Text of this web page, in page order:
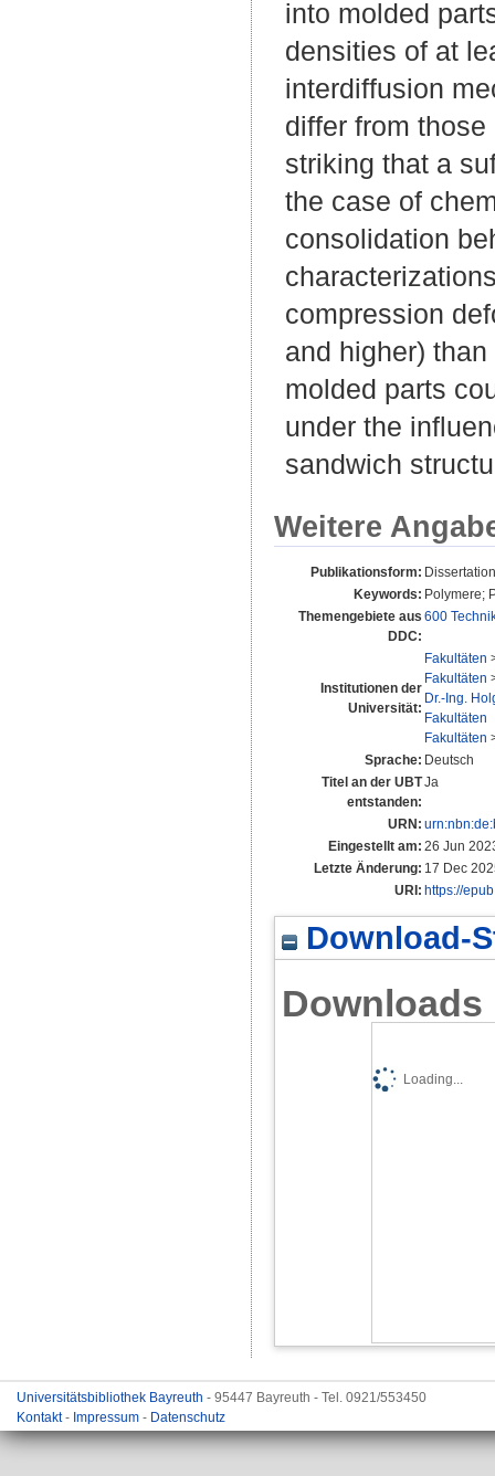
into molded
densities of at
interdiffusion
differ from
striking that a
the case of
consolidation
compression
and higher)
molded parts
under the
sandwich
Weitere
Publikationsform:
Keywords: Polymere;
Themengebiete aus
DDC:
600
Institutionen der
Universität:
Fakultäten
Fakultäten
Dr.-Ing.
Fakultäten
Fakultäten
Sprache: Deutsch
Titel an der UBT
entstanden:
Ja
URN:
Eingestellt am: 26 Jun
Letzte Änderung: 17 Dec
URI: https://
Download-
Downloads
Loading...
Universitätsbibliothek Bayreuth - 95447 Bayreuth - Tel. 0921/553450
Kontakt- Impressum - Datenschutz